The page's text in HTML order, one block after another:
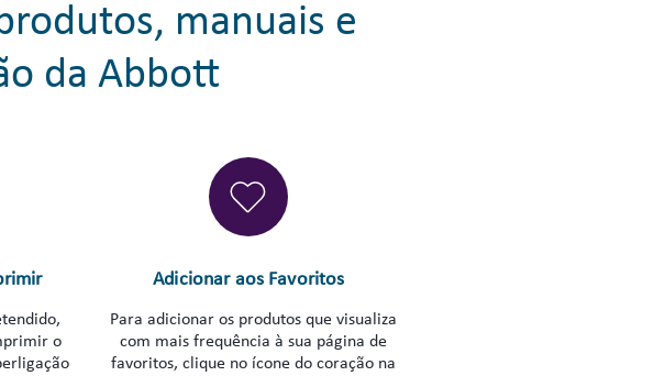
manuais e
da Abbott
o
Adicionar aos Favoritos
Para adicionar os produtos que visualiza
com mais frequência à sua página de
favoritos, clique no ícone do coração na